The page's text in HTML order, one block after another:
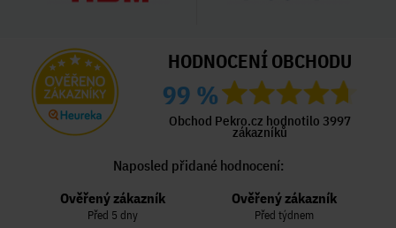
HODNOCENÍ OBCHODU
99 %
Obchod Pekro.cz hodnotilo 3997
zákazníků
Naposled přidané hodnocení:
Ověřený zákazník
Před 5 dny
Ověřený zákazník
Před týdnem